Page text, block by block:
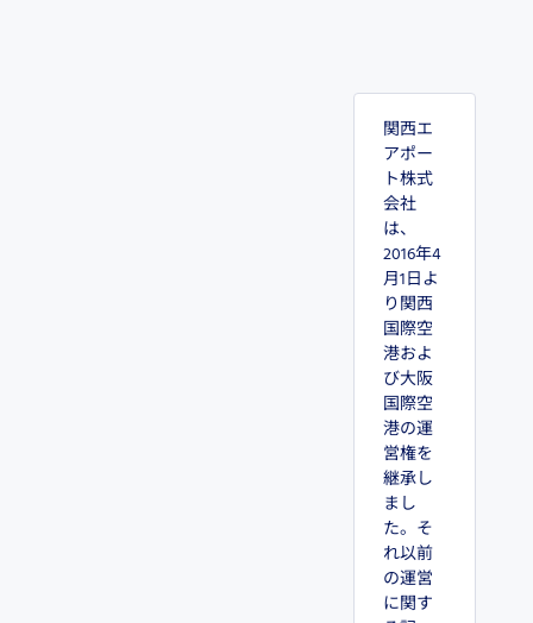
関西エ
アポー
ト株式
会社
は、
2016年4
月1日よ
り関西
国際空
港およ
び大阪
国際空
港の運
営権を
継承し
まし
た。そ
れ以前
の運営
に関す